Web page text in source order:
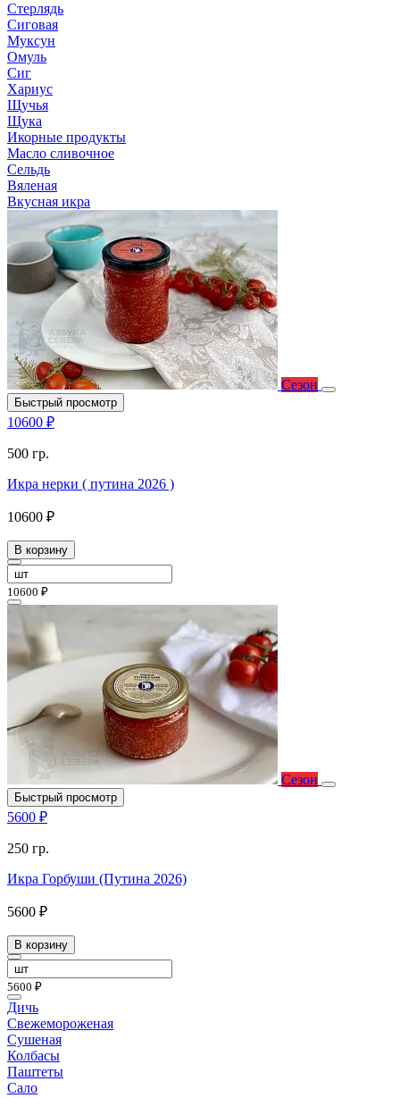
Стерлядь
Сиговая
Муксун
Омуль
Сиг
Хариус
Щучья
Щука
Икорные продукты
Масло сливочное
Сельдь
Вяленая
Вкусная икра
Сезон
Быстрый просмотр
10600 ₽
500 гр.
Икра нерки ( путина 2026 )
10600 ₽
В корзину
10600 ₽
Сезон
Быстрый просмотр
5600 ₽
250 гр.
Икра Горбуши (Путина 2026)
5600 ₽
В корзину
5600 ₽
Дичь
Свежемороженая
Сушеная
Колбасы
Паштеты
Сало